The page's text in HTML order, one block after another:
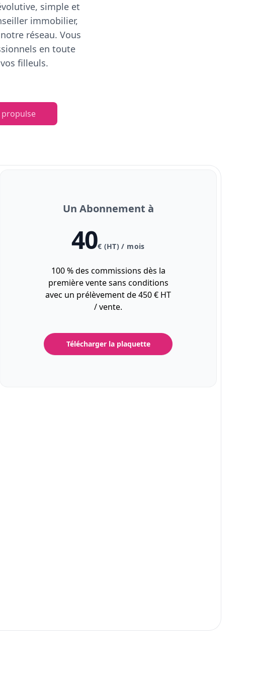
simple et
immobilier,
réseau. Vous
en toute
filleuls.
Un Abonnement à
40€ (HT) / mois
100 % des commissions dès la
première vente sans conditions
avec un prélèvement de 450 € HT
/ vente.
Télécharger la plaquette